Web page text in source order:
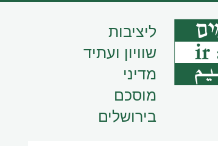
ליציבות
שוויון ועתיד
מדיני
מוסכם
בירושלים